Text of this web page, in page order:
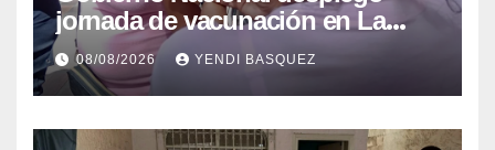
jornada de vacunación en La
Guaira para garantizar protección
epidemiológica
08/08/2026 YENDI BASQUEZ